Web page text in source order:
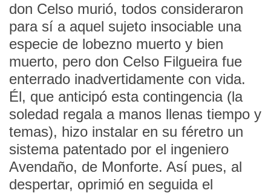
don Celso murió, todos consideraron
para sí a aquel sujeto insociable una
especie de lobezno muerto y bien
muerto, pero don Celso Filgueira fue
enterrado inadvertidamente con vida.
Él, que anticipó esta contingencia (la
soledad regala a manos llenas tiempo y
temas), hizo instalar en su féretro un
sistema patentado por el ingeniero
Avendaño, de Monforte. Así pues, al
despertar, oprimió en seguida el